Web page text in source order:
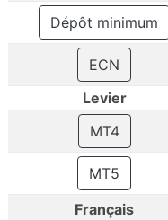
Dépôt minimum
ECN
Levier
MT4
MT5
Français